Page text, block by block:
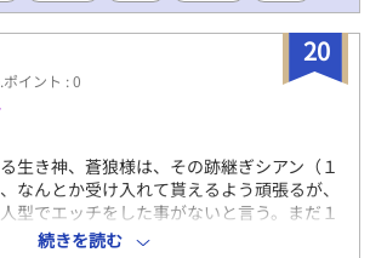
20
イント : 0
生き神、蒼狼様は、その跡継ぎシアン（１
なんとか受け入れて貰えるよう頑張るが、
型でエッチをした事がないと言う。まだ１
、そんな事は絶対拒否！そんな訳で、人型
続きを読む